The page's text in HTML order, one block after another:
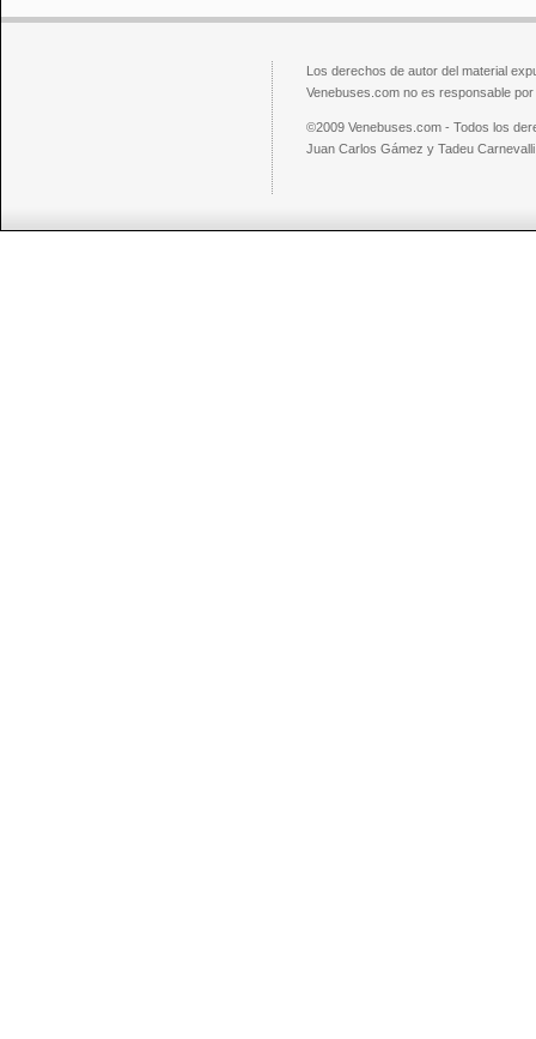
Los derechos de autor del material
Venebuses.com no es responsable
©2009 Venebuses.com - Todos los
Juan Carlos Gámez y Tadeu Carnevalli